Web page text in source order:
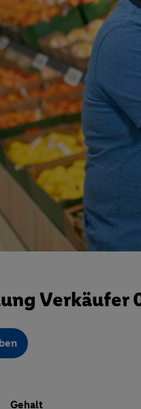
Verkäufer
Gehalt